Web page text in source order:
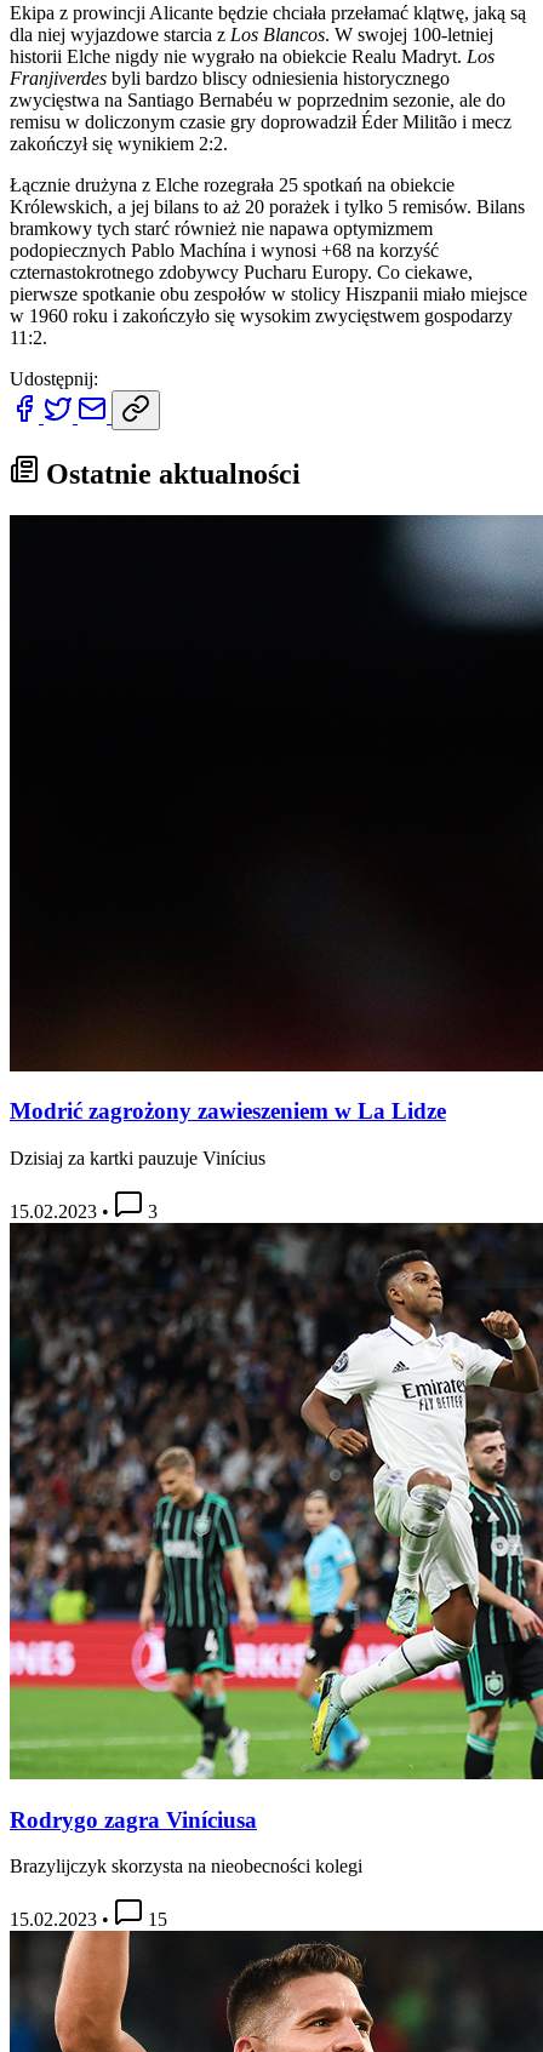
Ekipa z prowincji Alicante będzie chciała przełamać klątwę, jaką są
dla niej wyjazdowe starcia z Los Blancos. W swojej 100-letniej
historii Elche nigdy nie wygrało na obiekcie Realu Madryt. Los
Franjiverdes byli bardzo bliscy odniesienia historycznego
zwycięstwa na Santiago Bernabéu w poprzednim sezonie, ale do
remisu w doliczonym czasie gry doprowadził Éder Militão i mecz
zakończył się wynikiem 2:2.
Łącznie drużyna z Elche rozegrała 25 spotkań na obiekcie
Królewskich, a jej bilans to aż 20 porażek i tylko 5 remisów. Bilans
bramkowy tych starć również nie napawa optymizmem
podopiecznych Pablo Machína i wynosi +68 na korzyść
czternastokrotnego zdobywcy Pucharu Europy. Co ciekawe,
pierwsze spotkanie obu zespołów w stolicy Hiszpanii miało miejsce
w 1960 roku i zakończyło się wysokim zwycięstwem gospodarzy
11:2.
Udostępnij:
Ostatnie aktualności
Modrić zagrożony zawieszeniem w La Lidze
Dzisiaj za kartki pauzuje Vinícius
15.02.2023 • 3
Rodrygo zagra Viníciusa
Brazylijczyk skorzysta na nieobecności kolegi
15.02.2023 • 15